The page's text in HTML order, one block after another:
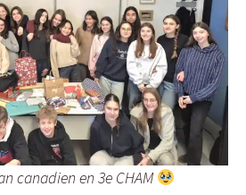
canadien en 3e CHAM